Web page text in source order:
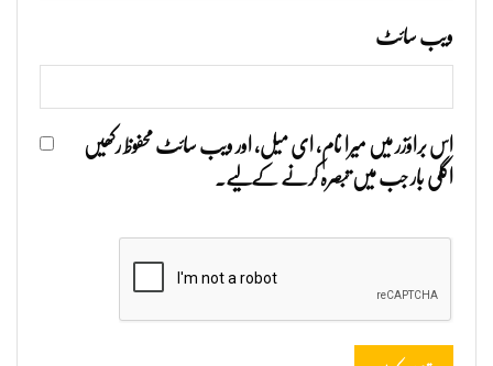
ویب‌ سائٹ
اس براؤزر میں میرا نام، ای میل، اور ویب سائٹ محفوظ رکھیں
اگلی بار جب میں تبصرہ کرنے کےلیے۔